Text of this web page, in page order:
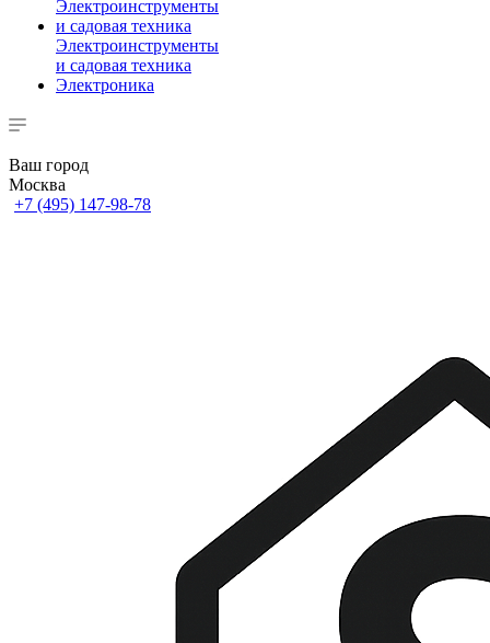
Электроинструменты
и садовая техника
Электроника
Ваш город
Москва
+7 (495) 147-98-78